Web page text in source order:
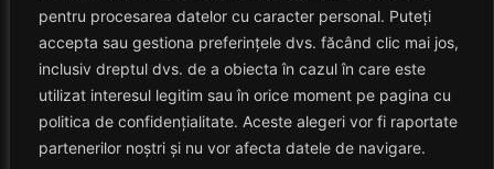
pentru procesarea datelor cu caracter personal. Puteți
accepta sau gestiona preferințele dvs. făcând clic mai jos,
inclusiv dreptul dvs. de a obiecta în cazul în care este
utilizat interesul legitim sau în orice moment pe pagina cu
politica de confidențialitate. Aceste alegeri vor fi raportate
partenerilor noștri și nu vor afecta datele de navigare.
HAVANACAFE